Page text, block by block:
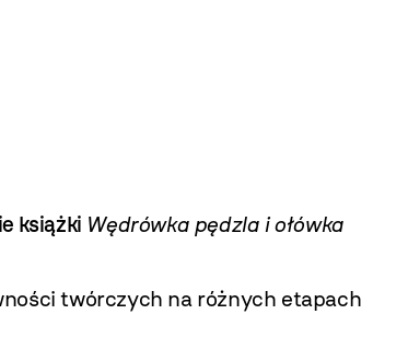
książki Wędrówkapędzla i ołówka
twórczych na różnych etapach